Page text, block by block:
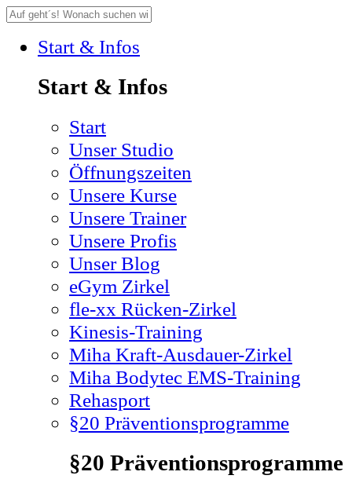
Start & Infos
Start & Infos
Start
Unser Studio
Öffnungszeiten
Unsere Kurse
Unsere Trainer
Unsere Profis
Unser Blog
eGym Zirkel
fle-xx Rücken-Zirkel
Kinesis-Training
Miha Kraft-Ausdauer-Zirkel
Miha Bodytec EMS-Training
Rehasport
§20 Präventionsprogramme
§20 Präventionsprogramme